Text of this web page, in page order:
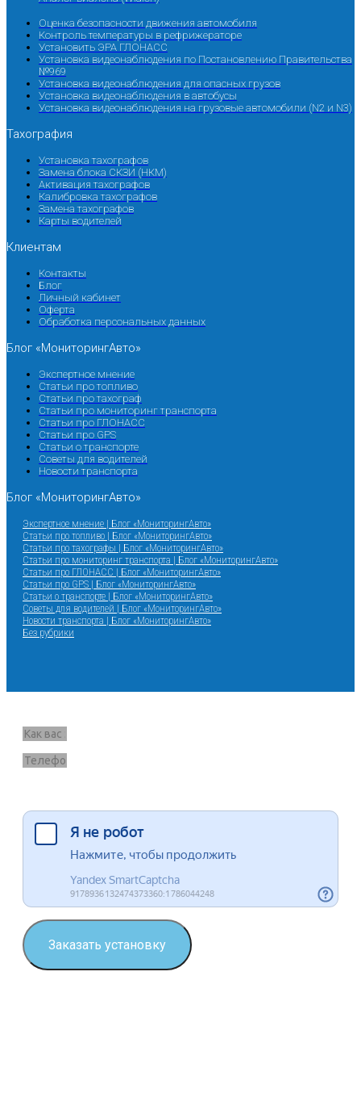
Оценка безопасности движения автомобиля
Контроль температуры в рефрижераторе
Установить ЭРА ГЛОНАСС
Установка видеонаблюдения по Постановлению Правительства
№969
Установка видеонаблюдения для опасных грузов
Установка видеонаблюдения в автобусы
Установка видеонаблюдения на грузовые автомобили (N2 и N3)
Тахография
Установка тахографов
Замена блока СКЗИ (НКМ)
Активация тахографов
Калибровка тахографов
Замена тахографов
Карты водителей
Клиентам
Контакты
Блог
Личный кабинет
Оферта
Обработка персональных данных
Блог «МониторингАвто»
Экспертное мнение
Статьи про топливо
Статьи про тахограф
Статьи про мониторинг транспорта
Статьи про ГЛОНАСС
Статьи про GPS
Статьи о транспорте
Советы для водителей
Новости транспорта
Блог «МониторингАвто»
Экспертное мнение | Блог «МониторингАвто»
Статьи про топливо | Блог «МониторингАвто»
Статьи про тахографы | Блог «МониторингАвто»
Статьи про мониторинг транспорта | Блог «МониторингАвто»
Статьи про ГЛОНАСС | Блог «МониторингАвто»
Статьи про GPS | Блог «МониторингАвто»
Статьи о транспорте | Блог «МониторингАвто»
Советы для водителей | Блог «МониторингАвто»
Новости транспорта | Блог «МониторингАвто»
Без рубрики
Заказать установку